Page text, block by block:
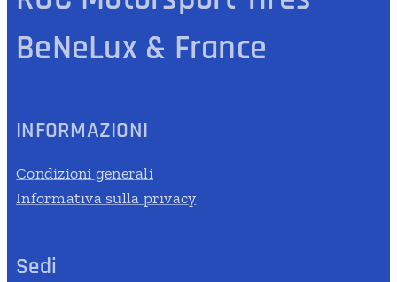
BeNeLux & France
INFORMAZIONI
Condizioni generali
Informativa sulla privacy
Sedi